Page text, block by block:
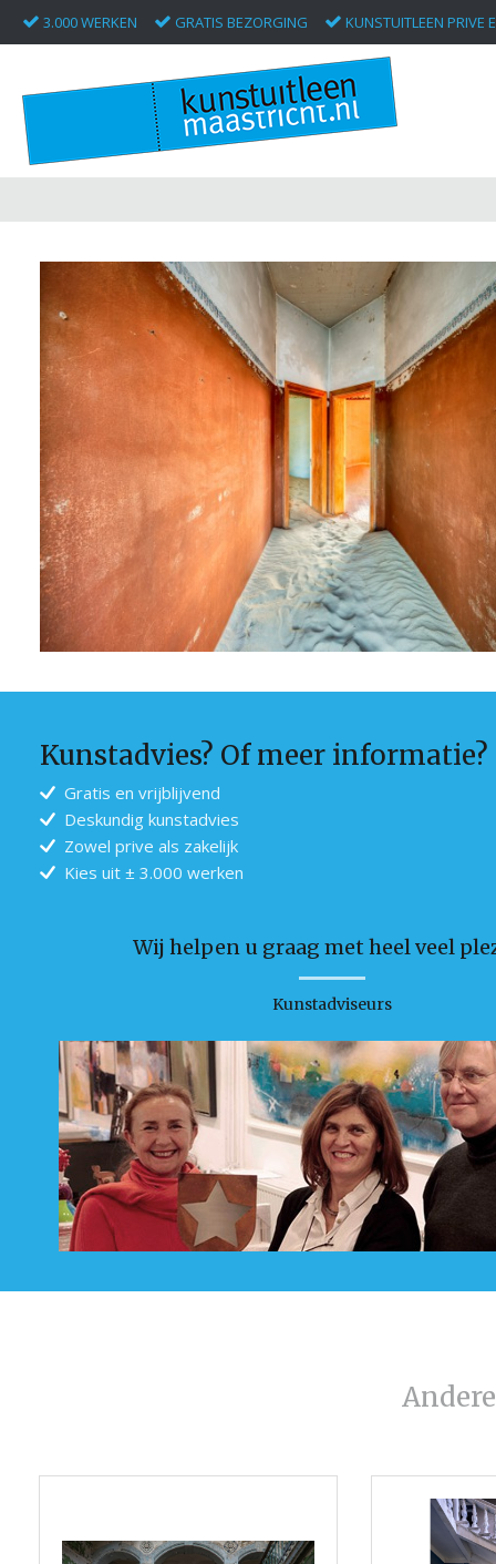
3.000 WERKEN GRATIS BEZORGING KUNSTUITLEEN PRIVE
Kunstadvies? Of meer informatie?
Gratis en vrijblijvend
Deskundig kunstadvies
Zowel prive als zakelijk
Kies uit ± 3.000 werken
Wij helpen u graag met heel veel
Kunstadviseurs